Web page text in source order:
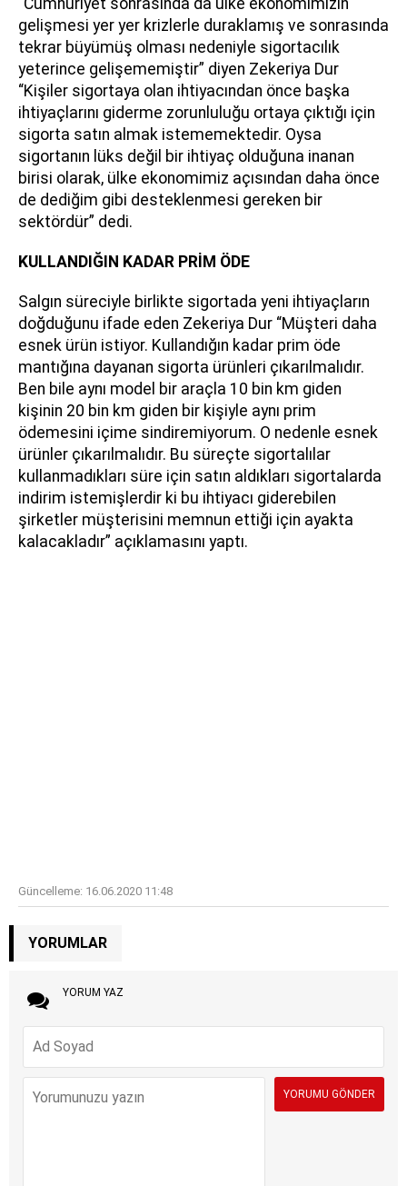
gelişmesi yer yer krizlerle duraklamış ve sonrasında
tekrar büyümüş olması nedeniyle sigortacılık
yeterince gelişememiştir” diyen Zekeriya Dur
“Kişiler sigortaya olan ihtiyacından önce başka
ihtiyaçlarını giderme zorunluluğu ortaya çıktığı için
sigorta satın almak istememektedir. Oysa
sigortanın lüks değil bir ihtiyaç olduğuna inanan
birisi olarak, ülke ekonomimiz açısından daha önce
de dediğim gibi desteklenmesi gereken bir
sektördür” dedi.
KULLANDIĞIN KADAR PRİM ÖDE
Salgın süreciyle birlikte sigortada yeni ihtiyaçların
doğduğunu ifade eden Zekeriya Dur “Müşteri daha
esnek ürün istiyor. Kullandığın kadar prim öde
mantığına dayanan sigorta ürünleri çıkarılmalıdır.
Ben bile aynı model bir araçla 10 bin km giden
kişinin 20 bin km giden bir kişiyle aynı prim
ödemesini içime sindiremiyorum. O nedenle esnek
ürünler çıkarılmalıdır. Bu süreçte sigortalılar
kullanmadıkları süre için satın aldıkları sigortalarda
indirim istemişlerdir ki bu ihtiyacı giderebilen
şirketler müşterisini memnun ettiği için ayakta
kalacakladır” açıklamasını yaptı.
Güncelleme: 16.06.2020 11:48
YORUMLAR
YORUM YAZ